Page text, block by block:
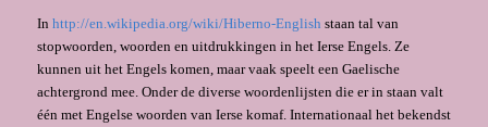
In http://en.wikipedia.org/wiki/Hiberno-English staan tal van
stopwoorden, woorden en uitdrukkingen in het Ierse Engels. Ze
kunnen uit het Engels komen, maar vaak speelt een Gaelische
achtergrond mee. Onder de diverse woordenlijsten die er in staan valt
één met Engelse woorden van Ierse komaf. Internationaal het bekendst